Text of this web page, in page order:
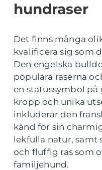
hundraser
Det finns många
kvalificera sig som
Den engelska
populära raserna
en statussymbol på
kropp och unika
inkluderar den
känd för sin
lekfulla natur, samt
och fluffig ras som
familjehund.